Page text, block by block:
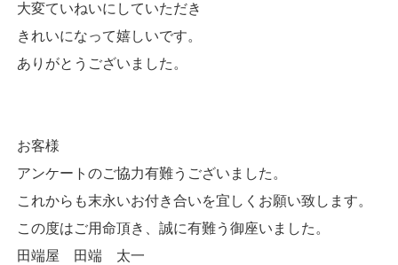
大変ていねいにしていただき
きれいになって嬉しいです。
ありがとうございました。
お客様
アンケートのご協力有難うございました。
これからも末永いお付き合いを宜しくお願い致します。
この度はご用命頂き、誠に有難う御座いました。
田端屋 田端 太一